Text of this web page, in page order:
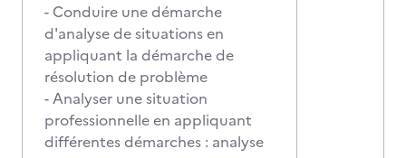
- Conduire une démarche
d'analyse de situations en
appliquant la démarche de
résolution de problème
- Analyser une situation
professionnelle en appliquant
différentes démarches : analyse